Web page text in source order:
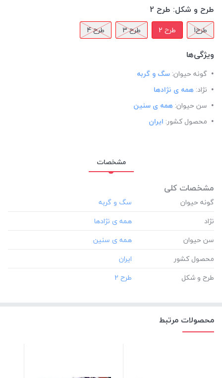
طرح و شکل: طرح 2
طرح1 طرح 2 طرح 3 طرح 4
ویژگی‌ها
گونه حیوان: سگ و گربه
نژاد: همه ی نژادها
سن حیوان: همه ی سنین
محصول کشور: ایران
مشخصات
مشخصات کلی
گونه حیوان
نژاد
سن حیوان
محصول کشور
طرح و شکل
محصولات مرتبط